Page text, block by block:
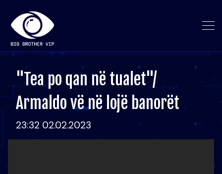
"Tea po qan në tualet"/
Armaldo vë në lojë banorët
23:32 02.02.2023